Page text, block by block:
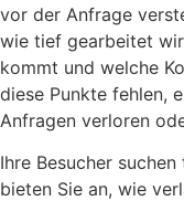
vor der Anfrage
wie tief gearbeitet
kommt und welche
diese Punkte fehlen,
Anfragen verloren
Ihre Besucher
bieten Sie an, wie